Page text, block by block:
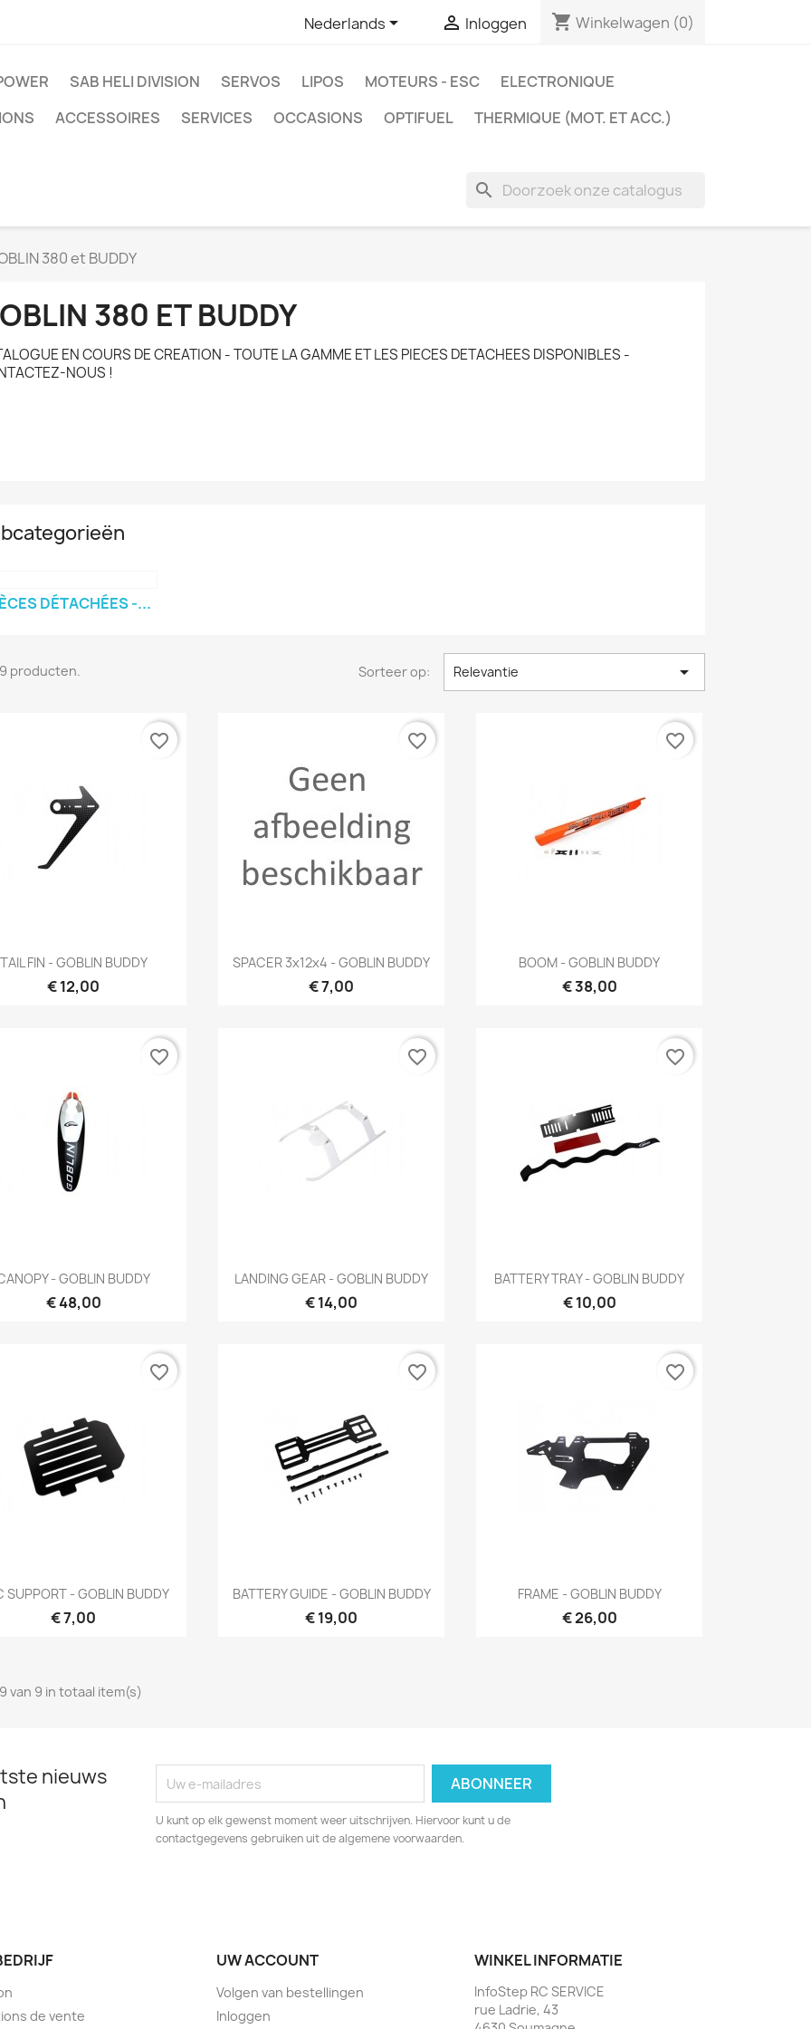
Nederlands  Inloggen shopping_cart Winkelwagen (0)
SAB HELI DIVISION SERVOS LIPOS MOTEURS - ESC
ELECTRONIQUE
ACCESSOIRES SERVICES OCCASIONS OPTIFUEL THERMIQUE (MOT. ET ACC.)
search
380 et BUDDY
380 ET BUDDY
EN COURS DE CREATION - TOUTE LA GAMME ET LES PIECES DETACHEES DISPONIBLES -
NOUS !
DÉTACHÉES -...
producten. Sorteer op: Relevantie 
Snel bekijken
TAIL FIN - GOBLIN BUDDY
€ 12,00
favorite_border
Snel bekijken
SPACER 3x12x4 - GOBLIN BUDDY
€ 7,00
favorite_border
Snel bekijken
BOOM - GOBLIN BUDDY
€ 38,00
favorite_border
Snel bekijken
- GOBLIN BUDDY
€ 48,00
favorite_border
Snel bekijken
LANDING GEAR - GOBLIN BUDDY
€ 14,00
favorite_border
Snel bekijken
BATTERY TRAY - GOBLIN BUDDY
€ 10,00
favorite_border
Snel bekijken
SUPPORT - GOBLIN BUDDY
€ 7,00
favorite_border
Snel bekijken
BATTERY GUIDE - GOBLIN BUDDY
€ 19,00
favorite_border
Snel bekijken
FRAME - GOBLIN BUDDY
€ 26,00
favorite_border
van 9 in totaal item(s)
nieuws
U kunt op elk gewenst moment weer uitschrijven. Hiervoor kunt u de
contactgegevens gebruiken uit de algemene voorwaarden.
de vente
UW ACCOUNT
Volgen van bestellingen
Inloggen
WINKEL INFORMATIE
InfoStep RC SERVICE
rue Ladrie, 43